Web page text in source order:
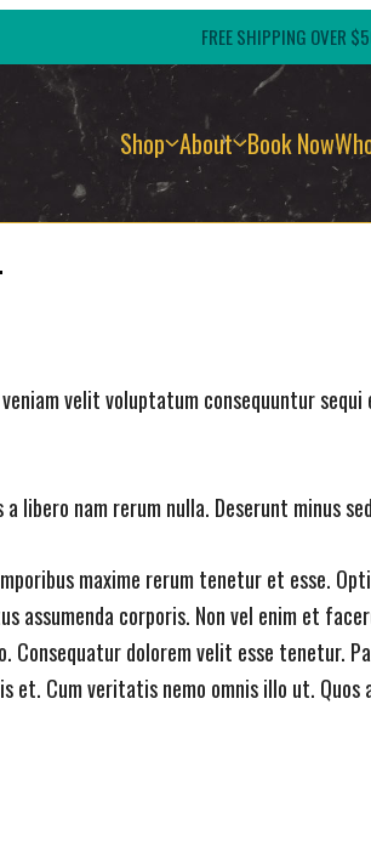
FREE SHIPPING OVER
Shop About Book Now
velit voluptatum consequuntur
libero nam rerum nulla. Deserunt minus
maxime rerum tenetur et esse.
assumenda corporis. Non vel enim et
dolorem velit esse tenetur.
Cum veritatis nemo omnis illo ut. Quos